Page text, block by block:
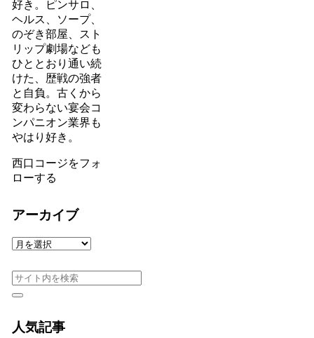
好き。ピンサロ、
ヘルス、ソープ、
のぞき部屋、スト
リップ劇場なども
ひととおり通い続
けた、歴戦の強者
と自負。古くから
変わらない宴会コ
ンパニオン業界も
やはり好き。
西口コージをフォ
ローする
アーカイブ
ア
カ
イ
人気記事